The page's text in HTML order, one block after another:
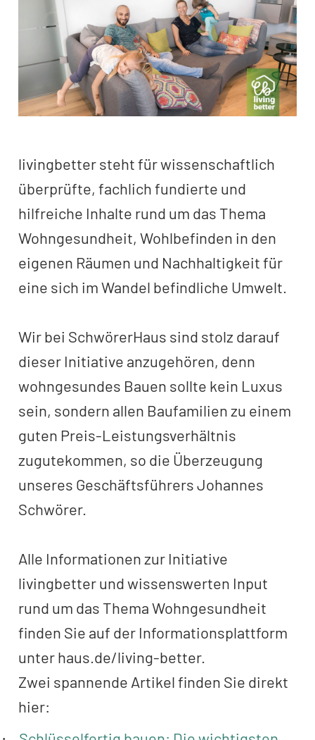
livingbetter steht für wissenschaftlich
überprüfte, fachlich fundierte und
hilfreiche Inhalte rund um das Thema
Wohngesundheit, Wohlbefinden in den
eigenen Räumen und Nachhaltigkeit für
eine sich im Wandel befindliche Umwelt.
Wir bei SchwörerHaus sind stolz darauf
dieser Initiative anzugehören, denn
wohngesundes Bauen sollte kein Luxus
sein, sondern allen Baufamilien zu einem
guten Preis-Leistungsverhältnis
zugutekommen, so die Überzeugung
unseres Geschäftsführers Johannes
Schwörer.
Alle Informationen zur Initiative
livingbetter und wissenswerten Input
rund um das Thema Wohngesundheit
finden Sie auf der Informationsplattform
unter haus.de/living-better.
Zwei spannende Artikel finden Sie direkt
hier: